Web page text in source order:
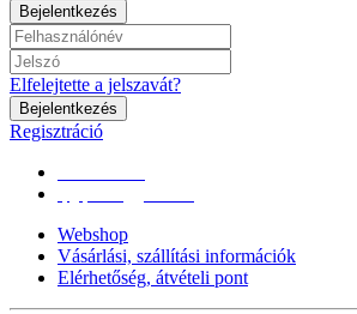
Bejelentkezés
Elfelejtette a jelszavát?
Bejelentkezés
Regisztráció
Webshop
Vásárlási, szállítási információk
Elérhetőség, átvételi pont